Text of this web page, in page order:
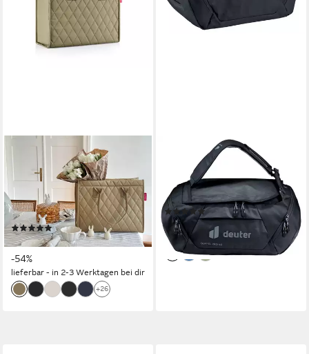
Einkaufsshopper daily
shopper, 14 l, seitliches
Steckfach, Innentasche
Reißverschluss, Tragehenkel
(105)
ab 36,95 € UVP79,95 €
-54%
lieferbar - in 2-3 Werktagen bei dir
+26
Reisetasche DUFFEL PRO 40
L, mit praktischen Funktionen
und 40 Liter Volumen
ab 115,87 €
lieferbar - in 2-3 Werktagen bei dir